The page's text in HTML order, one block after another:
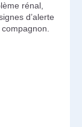
rénal,
d’alerte